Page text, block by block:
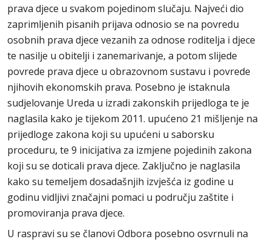
prava djece u svakom pojedinom slučaju. Najveći dio
zaprimljenih pisanih prijava odnosio se na povredu
osobnih prava djece vezanih za odnose roditelja i djece
te nasilje u obitelji i zanemarivanje, a potom slijede
povrede prava djece u obrazovnom sustavu i povrede
njihovih ekonomskih prava. Posebno je istaknula
sudjelovanje Ureda u izradi zakonskih prijedloga te je
naglasila kako je tijekom 2011. upućeno 21 mišljenje na
prijedloge zakona koji su upućeni u saborsku
proceduru, te 9 inicijativa za izmjene pojedinih zakona
koji su se doticali prava djece. Zaključno je naglasila
kako su temeljem dosadašnjih izvješća iz godine u
godinu vidljivi značajni pomaci u području zaštite i
promoviranja prava djece.
U raspravi su se članovi Odbora posebno osvrnuli na